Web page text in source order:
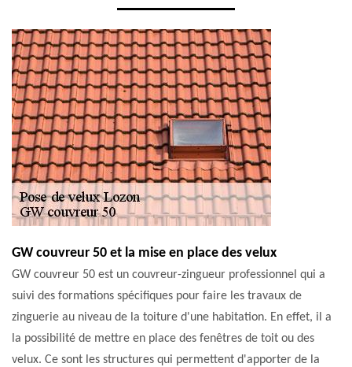
GW couvreur 50 et la mise en place des velux
GW couvreur 50 est un couvreur-zingueur professionnel qui a
suivi des formations spécifiques pour faire les travaux de
zinguerie au niveau de la toiture d'une habitation. En effet, il a
la possibilité de mettre en place des fenêtres de toit ou des
velux. Ce sont les structures qui permettent d'apporter de la